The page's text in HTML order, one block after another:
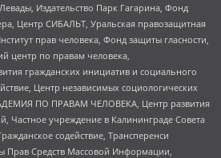
Издательство Парк Гагарина, Фонд
Центр СИБАЛЬТ, Уральская правозащитная
прав человека, Фонд защиты гласности,
центр по правам человека,
гражданских инициатив и социального
Центр независимых социологических
ПО ПРАВАМ ЧЕЛОВЕКА, Центр развития
Частное учреждение в Калининграде Совета
содействие, Трансперенси
Средств Массовой Информации,